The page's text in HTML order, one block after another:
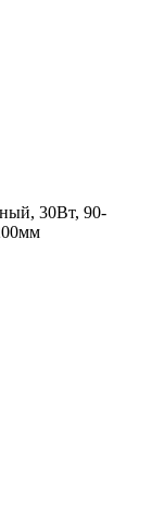
30Вт, 90-